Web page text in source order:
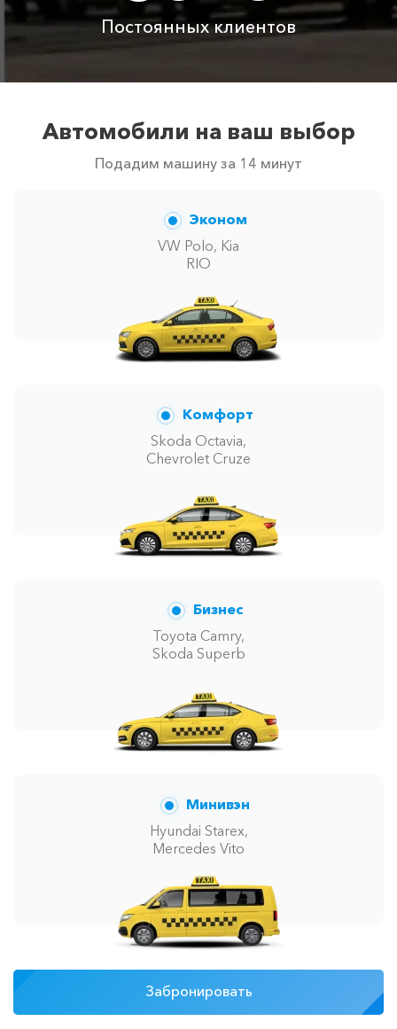
Аренда автомобиля
3800 ₽ 4700 ₽ 6300 ₽ 6100 ₽
Цены по акции ограничены количеством свободных
сообщит менеджер при заказе.
Постоянных клиентов
Автомобили на ваш выбор
Подадим машину за 14 минут
Эконом
VW Polo, Kia
RIO
Комфорт
Skoda Octavia,
Chevrolet Cruze
Бизнес
Toyota Camry,
Skoda Superb
Минивэн
Hyundai Starex,
Mercedes Vito
Забронировать